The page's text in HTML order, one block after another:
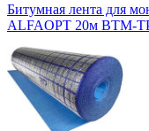
Битумная лента для
ALFAOPT 20м BTM-